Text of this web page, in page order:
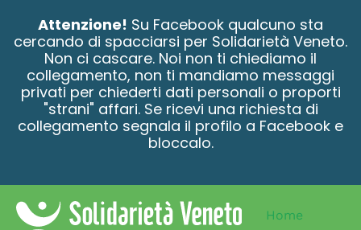
Attenzione! Su Facebook qualcuno sta
cercando di spacciarsi per Solidarietà Veneto.
Non ci cascare. Noi non ti chiediamo il
collegamento, non ti mandiamo messaggi
privati per chiederti dati personali o proporti
"strani" affari. Se ricevi una richiesta di
collegamento segnala il profilo a Facebook e
bloccalo.
Home